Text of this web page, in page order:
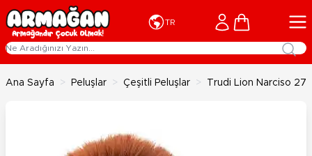
İçeriğe geç
TR Cart
Ana Sayfa > Peluşlar > Çeşitli Peluşlar > Trudi Lion Narciso